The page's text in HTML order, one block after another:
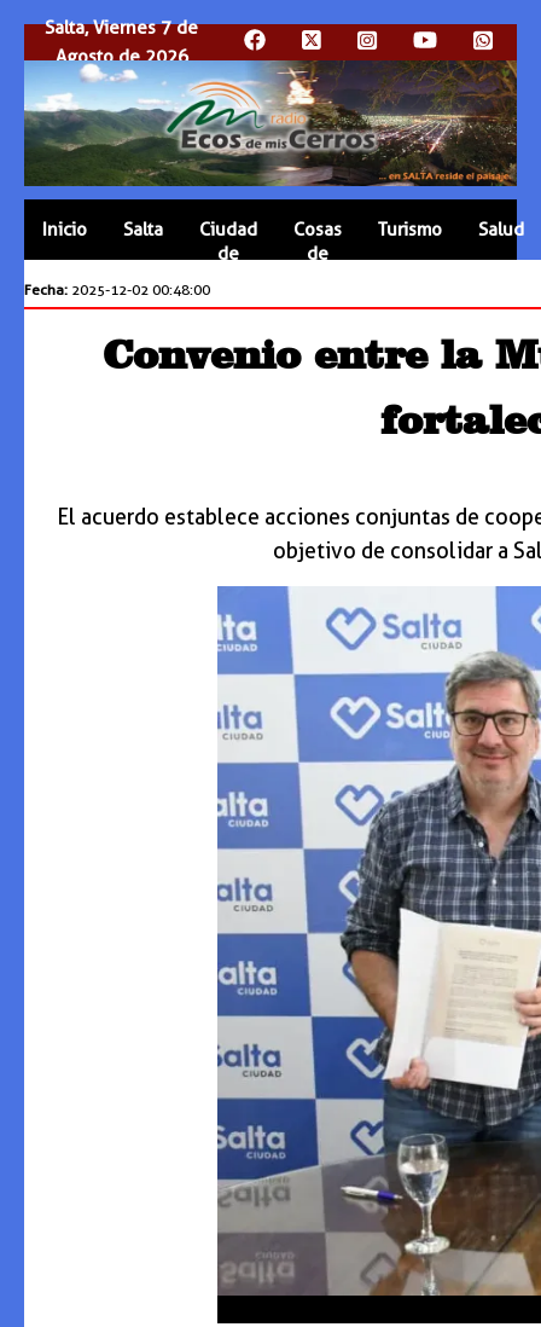
Salta, Viernes 7 de
Agosto de 2026
Inicio Salta
Ciudad
de
Cosas
de
Turismo Salud
Fecha: 2025-12-02 00:48:00
Convenio entre la
El acuerdo establece acciones conjuntas de
objetivo de consolidar a